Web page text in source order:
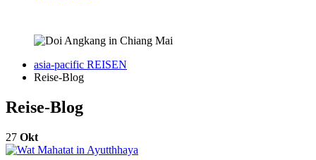
asia-pacific REISEN
Reise-Blog
Reise-Blog
27 Okt